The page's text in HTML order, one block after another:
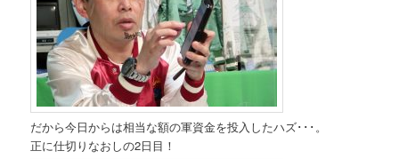
だから今日からは相当な額の軍資金を投入したハズ･･･。
正に仕切りなおしの2日目！